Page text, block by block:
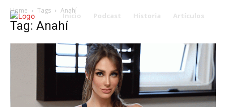
Inicio Podcast Historia Artículos
Home Tags Anahí
Tag: Anahí